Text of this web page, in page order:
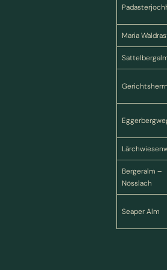
Maria
Bergeralm –
Nösslach
Seaper Alm